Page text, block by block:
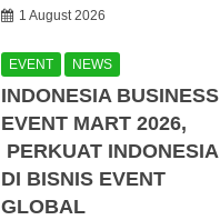
1 August 2026
EVENT NEWS
INDONESIA BUSINESS
EVENT MART 2026,
PERKUAT INDONESIA
DI BISNIS EVENT
GLOBAL